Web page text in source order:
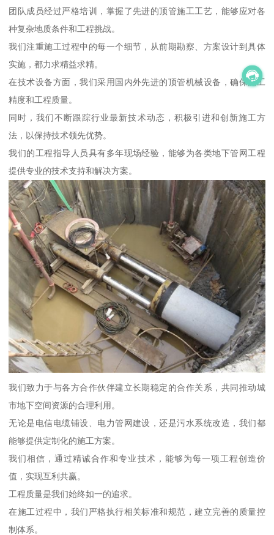
团队成员经过严格培训，掌握了先进的顶管施工工艺，能够应对各
种复杂地质条件和工程挑战。
我们注重施工过程中的每一个细节，从前期勘察、方案设计到具体
实施，都力求精益求精。
在技术设备方面，我们采用国内外先进的顶管机械设备，确保施工
精度和工程质量。
同时，我们不断跟踪行业最新技术动态，积极引进和创新施工方
法，以保持技术领先优势。
我们的工程指导人员具有多年现场经验，能够为各类地下管网工程
提供专业的技术支持和解决方案。
我们致力于与各方合作伙伴建立长期稳定的合作关系，共同推动城
市地下空间资源的合理利用。
无论是电信电缆铺设、电力管网建设，还是污水系统改造，我们都
能够提供定制化的施工方案。
我们相信，通过精诚合作和专业技术，能够为每一项工程创造价
值，实现互利共赢。
工程质量是我们始终如一的追求。
在施工过程中，我们严格执行相关标准和规范，建立完善的质量控
制体系。